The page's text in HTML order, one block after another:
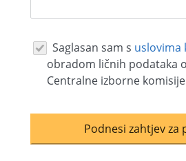
Saglasan sam s uslovima
obradom ličnih podataka
Centralne izborne
Podnesi zahtjev za